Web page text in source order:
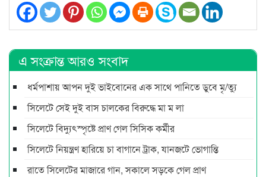
এ সংক্রান্ত আরও সংবাদ
ধর্মপাশায় আপন দুই ভাইবোনের এক সাথে পানিতে ডুবে মৃ/ত্যু
সিলেটে সেই দুই বাস চালকের বিরুদ্ধে মা ম লা
সিলেটে বিদ্যুৎস্পৃষ্টে প্রাণ গেল সিসিক কর্মীর
সিলেটে নিয়ন্ত্রণ হারিয়ে চা বাগানে ট্রাক, যানজটে ভোগান্তি
রাতে সিলেটের মাজারে গান, সকালে সড়কে গেল প্রাণ